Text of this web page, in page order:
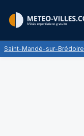
Saint-Mandé-sur-Brédoire